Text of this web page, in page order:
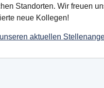
Standorten. Wir freuen
neue Kollegen!
aktuellen